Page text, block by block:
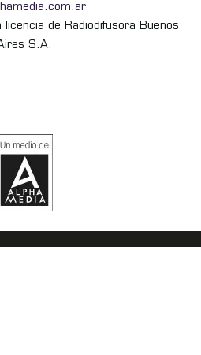
de Radiodifusora Buenos
S.A.